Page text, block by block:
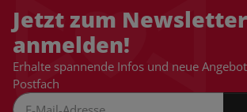
Jetzt zum Newsletter
anmelden!
Erhalte spannende Infos und neue
Postfach